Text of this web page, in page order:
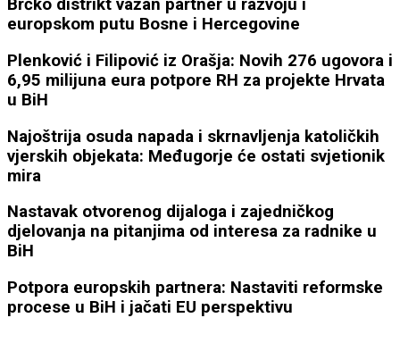
Brčko distrikt važan partner u razvoju i
europskom putu Bosne i Hercegovine
Plenković i Filipović iz Orašja: Novih 276 ugovora i
6,95 milijuna eura potpore RH za projekte Hrvata
u BiH
Najoštrija osuda napada i skrnavljenja katoličkih
vjerskih objekata: Međugorje će ostati svjetionik
mira
Nastavak otvorenog dijaloga i zajedničkog
djelovanja na pitanjima od interesa za radnike u
BiH
Potpora europskih partnera: Nastaviti reformske
procese u BiH i jačati EU perspektivu